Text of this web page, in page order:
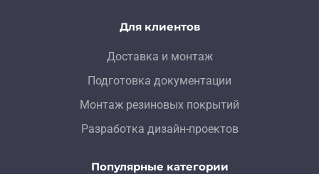
Для клиентов
Доставка и монтаж
Подготовка документации
Монтаж резиновых покрытий
Разработка дизайн-проектов
Популярные категории